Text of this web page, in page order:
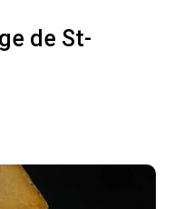
de St-